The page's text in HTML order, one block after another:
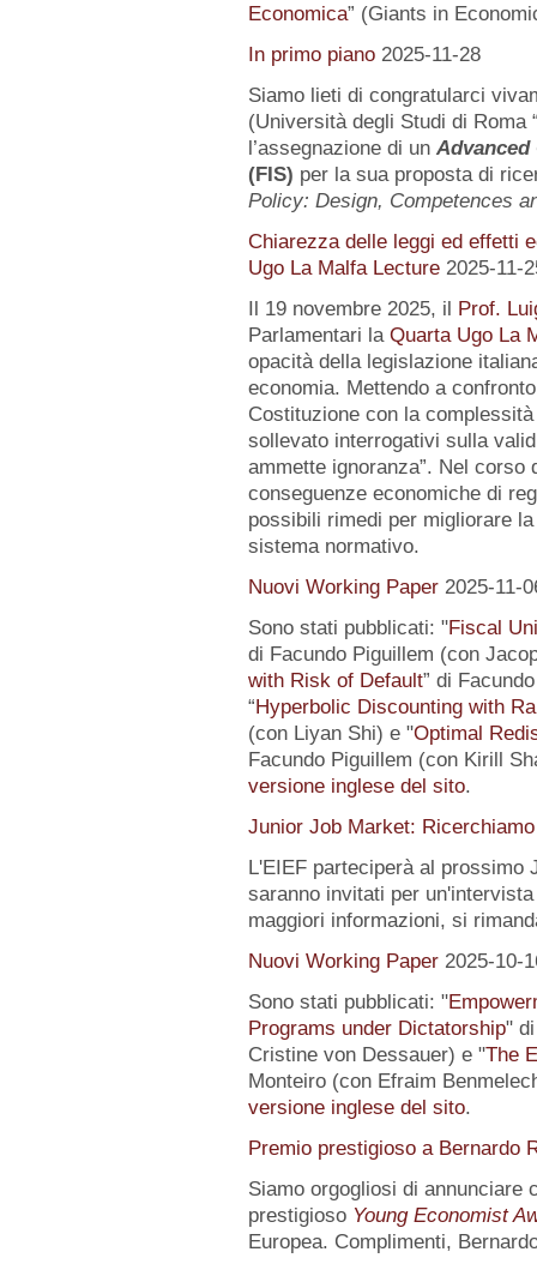
Economica” (Giants in
In primo piano 2025-11-28
Siamo lieti di congratularci
(Università degli Studi di Roma
l’assegnazione di un Advanced
(FIS) per la sua proposta di
Policy: Design, Competences
Chiarezza delle leggi ed effetti
Ugo La Malfa Lecture 2025-11-
Il 19 novembre 2025, il Prof.
Parlamentari la Quarta Ugo La
opacità della legislazione
economia. Mettendo a
Costituzione con la
sollevato interrogativi sulla
ammette ignoranza”. Nel corso
conseguenze economiche di
possibili rimedi per migliorare
sistema normativo.
Nuovi Working Paper 2025-11-
Sono stati pubblicati: "Fiscal
di Facundo Piguillem (con
with Risk of Default” di
“Hyperbolic Discounting with
(con Liyan Shi) e "Optimal
Facundo Piguillem (con Kirill
versione inglese del sito.
Junior Job Market:
L'EIEF parteciperà al prossimo
saranno invitati per
maggiori informazioni, si
Nuovi Working Paper 2025-10-
Sono stati pubblicati: "
Programs under Dictatorship"
Cristine von Dessauer) e "The
Monteiro (con Efraim
versione inglese del sito.
Premio prestigioso a Bernardo
Siamo orgogliosi di annunciare
prestigioso Young Economist
Europea. Complimenti,